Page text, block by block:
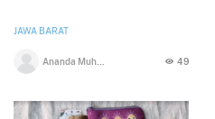
JAWA BARAT
49